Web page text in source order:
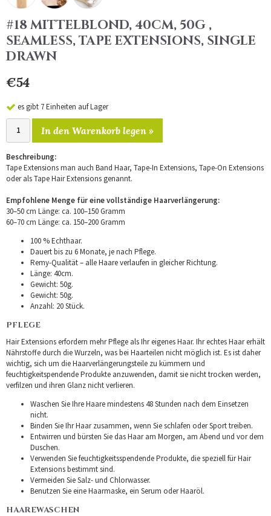
#18 MITTELBLOND, 40CM, 50G ,
SEAMLESS, TAPE EXTENSIONS, SINGLE
DRAWN
€54
es gibt 7 Einheiten auf Lager
In den Warenkorb legen »
Beschreibung:
Tape Extensions man auch Band Haar, Tape-In Extensions, Tape-On Extensions
oder als Tape Hair Extensions genannt.
Empfohlene Menge für eine vollständige Haarverlängerung:
30–50 cm Länge: ca. 100–150 Gramm
60–70 cm Länge: ca. 150–200 Gramm
100 % Echthaar.
Dauert bis zu 6 Monate, je nach Pflege.
Remy-Qualität – alle Haare verlaufen in gleicher Richtung.
Länge: 40cm.
Gewicht: 50g.
Gewicht: 50g.
Anzahl: 20 Stück.
PFLEGE
Hair Extensions erfordern mehr Pflege als Ihr eigenes Haar. Ihr echtes Haar erhält
Nährstoffe durch die Wurzeln, was bei Haarteilen nicht möglich ist. Es ist daher
wichtig, sich um die Haarverlängerungsteile zu kümmern und
feuchtigkeitspendende Produkte anzuwenden, damit sie nicht trocken werden,
verfilzen und ihren Glanz nicht verlieren.
Waschen Sie Ihre Haare mindestens 48 Stunden nach dem Einsetzen
nicht.
Binden Sie Ihr Haar zusammen, wenn Sie schlafen oder Sport treiben.
Entwirren und bürsten Sie das Haar am Morgen, am Abend und vor dem
Duschen.
Verwenden Sie feuchtigkeitsspendende Produkte, die speziell für Hair
Extensions bestimmt sind.
Vermeiden Sie Salz- und Chlorwasser.
Benutzen Sie eine Haarmaske, ein Serum oder Haaröl.
HAAREWASCHEN